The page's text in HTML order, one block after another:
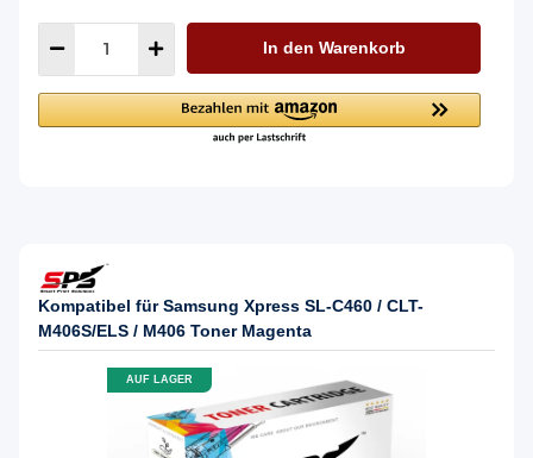
In den Warenkorb
Kompatibel für Samsung Xpress SL-C460 / CLT-
M406S/ELS / M406 Toner Magenta
AUF LAGER